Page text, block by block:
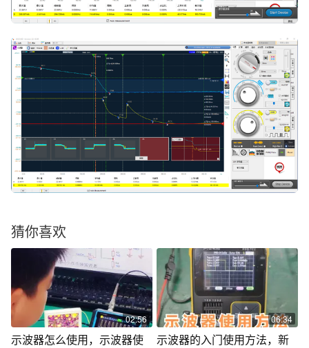
猜你喜欢
02:56
示波器怎么使用，示波器使
06:34
示波器的入门使用方法，新